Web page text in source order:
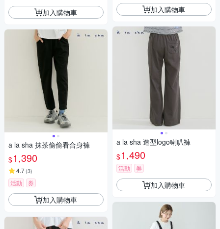
加入購物車
a la sha 抹茶偷偷看合身褲
$1,390
4.7(3)
活動 券
加入購物車
加入購物車
a la sha 造型logo喇叭褲
$1,490
活動 券
加入購物車